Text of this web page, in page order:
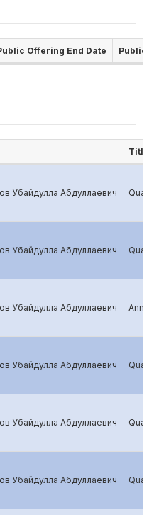
Offering End Date Public
Title
Убайдулла Абдуллаевич
Убайдулла Абдуллаевич
Убайдулла Абдуллаевич
Убайдулла Абдуллаевич
Убайдулла Абдуллаевич
Убайдулла Абдуллаевич